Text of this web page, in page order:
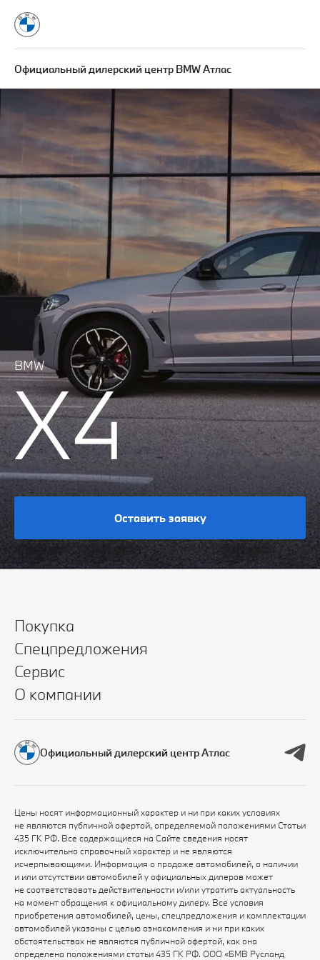
Официальный дилерский центр BMW Атлас
BMW
X4
Оставить заявку
Покупка
Спецпредложения
Сервис
О компании
Официальный дилерский центр Атлас
Цены носят информационный характер и ни при каких условиях
не являются публичной офертой, определяемой положениями Статьи
435 ГК РФ. Все содержащиеся на Сайте сведения носят
исключительно справочный характер и не являются
исчерпывающими. Информация о продаже автомобилей, о наличии
и или отсутствии автомобилей у официальных дилеров может
не соответствовать действительности и/или утратить актуальность
на момент обращения к официальному дилеру. Все условия
приобретения автомобилей, цены, спецпредложения и комплектации
автомобилей указаны с целью ознакомления и ни при каких
обстоятельствах не являются публичной офертой, как она
определена положениями статьи 435 ГК РФ. ООО «БМВ Русланд